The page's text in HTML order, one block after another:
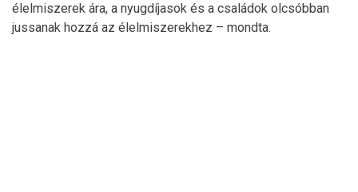
élelmiszerek ára, a nyugdíjasok és a családok olcsóbban
jussanak hozzá az élelmiszerekhez – mondta.